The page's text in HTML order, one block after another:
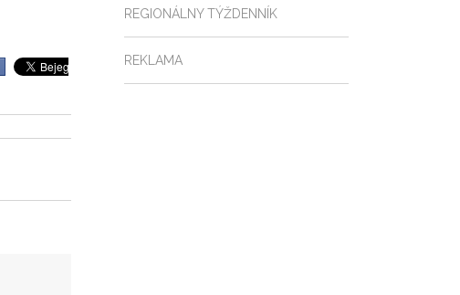
REGIONÁLNY TÝŽDENNÍK
REKLAMA